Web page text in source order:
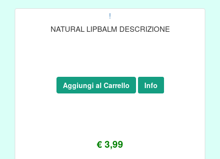
!
NATURAL LIPBALM DESCRIZIONE
€ 3,99
Aggiungi al Carrello Info